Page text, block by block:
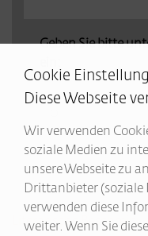
Geben Sie bitte
Literarische
Cookie
Diese Webseite
Wir verwenden
soziale Medien zu
unsere Webseite zu
Drittanbieter (soziale
verwenden diese
weiter. Wenn Sie